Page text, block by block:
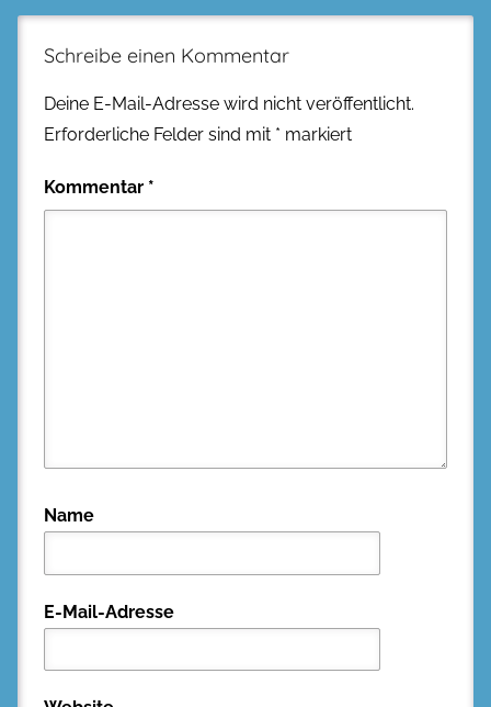
Schreibe einen Kommentar
Deine E-Mail-Adresse wird nicht veröffentlicht.
Erforderliche Felder sind mit * markiert
Kommentar *
Name
E-Mail-Adresse